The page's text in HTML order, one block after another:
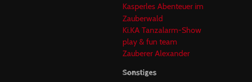
Kasperles Abenteuer im
Zauberwald
Ki.KA Tanzalarm-Show
play & fun team
Zauberer Alexander
Sonstiges